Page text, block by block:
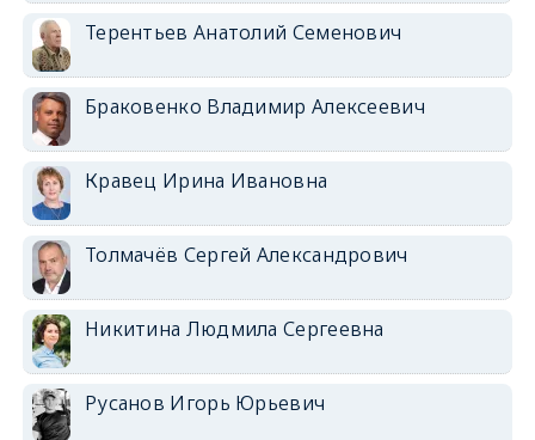
Терентьев Анатолий Семенович
Браковенко Владимир Алексеевич
Кравец Ирина Ивановна
Толмачёв Сергей Александрович
Никитина Людмила Сергеевна
Русанов Игорь Юрьевич